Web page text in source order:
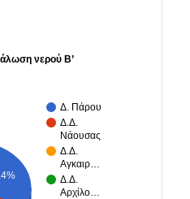
νερού Β’
Δ. Πάρου
Δ.Δ.
Νάουσας
Δ.Δ.
Αγκαιρ…
Δ.Δ.
Αρχίλο…